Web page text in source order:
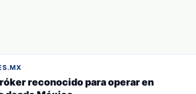
reconocido para operar en